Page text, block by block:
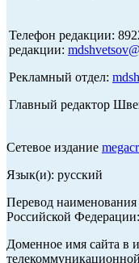
Телефон редакции:
редакции:
Рекламный отдел:
Главный редактор
Сетевое издание
Язык(и): русский
Перевод наименования
Российской
Доменное имя сайта в